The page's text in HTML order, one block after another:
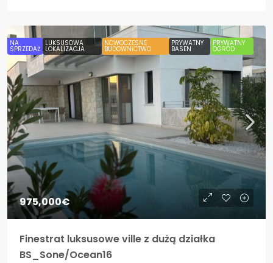
NA
SPRZEDAŻ
LUKSUSOWA
LOKALIZACJA
NOWOCZESNE
BUDOWNICTWO
PRYWATNY
BASEN
PRYWATNY
OGRÓD
975,000€
Finestrat luksusowe ville z dużą działka
BS_Sone/Ocean16